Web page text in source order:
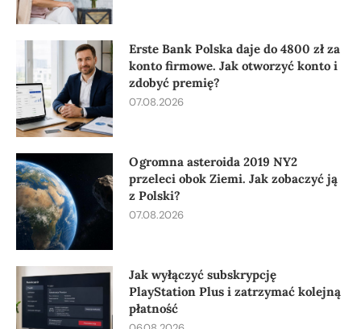
Erste Bank Polska daje do 4800 zł za
konto firmowe. Jak otworzyć konto i
zdobyć premię?
07.08.2026
Ogromna asteroida 2019 NY2
przeleci obok Ziemi. Jak zobaczyć ją
z Polski?
07.08.2026
Jak wyłączyć subskrypcję
PlayStation Plus i zatrzymać kolejną
płatność